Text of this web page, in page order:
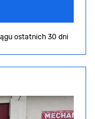
ostatnich 30 dni